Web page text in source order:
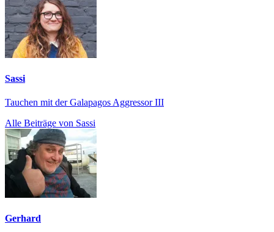
Sassi
Tauchen mit der Galapagos Aggressor III
Alle Beiträge von Sassi
Gerhard